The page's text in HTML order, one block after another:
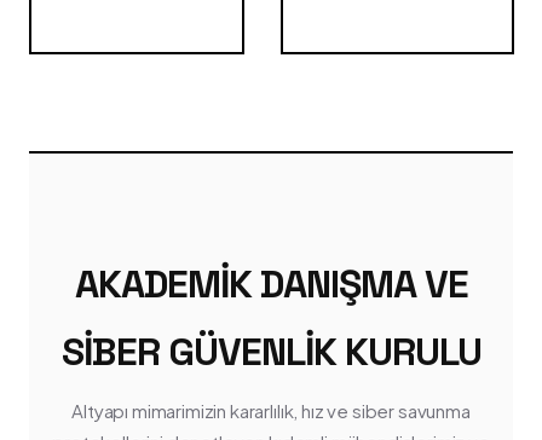
AKADEMIK DANIŞMA VE
SIBER GÜVENLIK KURULU
Altyapı mimarimizin kararlılık, hız ve siber savunma